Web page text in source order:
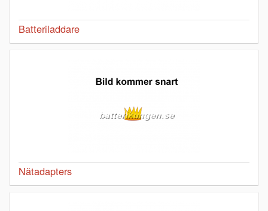
Batteriladdare
Nätadapters